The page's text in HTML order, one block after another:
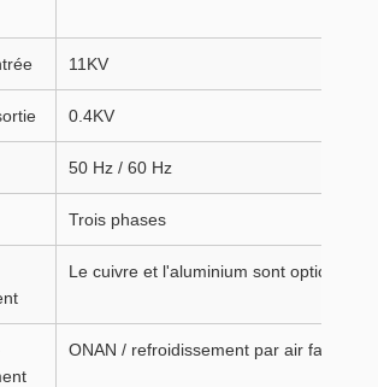
11KV
0.4KV
50 Hz / 60 Hz
Trois phases
Le cuivre et l'aluminium sont optionnels.
ONAN / refroidissement par air facultatif